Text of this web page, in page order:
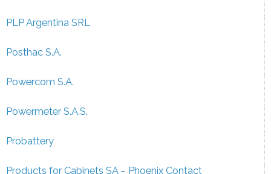
PLP Argentina SRL
Posthac S.A.
Powercom S.A.
Powermeter S.A.S.
Probattery
Products for Cabinets SA – Phoenix Contact